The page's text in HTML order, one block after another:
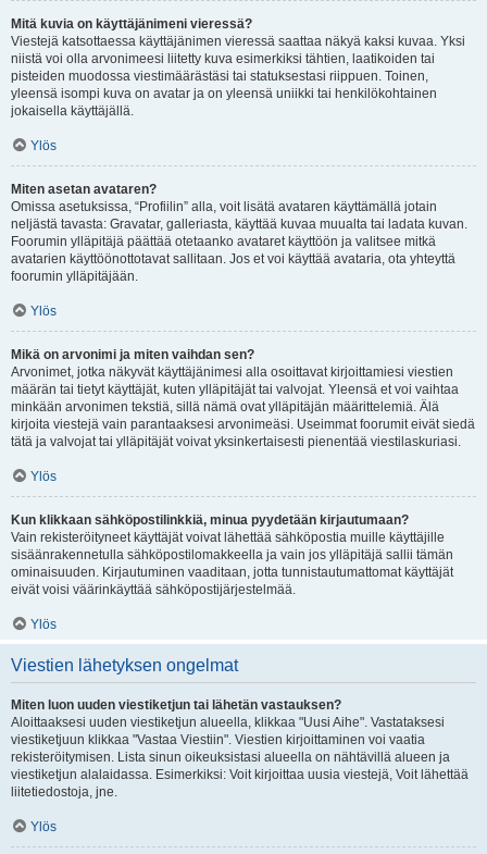
Mitä kuvia on käyttäjänimeni vieressä?
Viestejä katsottaessa käyttäjänimen vieressä saattaa näkyä kaksi kuvaa. Yksi
niistä voi olla arvonimeesi liitetty kuva esimerkiksi tähtien, laatikoiden tai
pisteiden muodossa viestimäärästäsi tai statuksestasi riippuen. Toinen,
yleensä isompi kuva on avatar ja on yleensä uniikki tai henkilökohtainen
jokaisella käyttäjällä.
Ylös
Miten asetan avataren?
Omissa asetuksissa, “Profiilin” alla, voit lisätä avataren käyttämällä jotain
neljästä tavasta: Gravatar, galleriasta, käyttää kuvaa muualta tai ladata kuvan.
Foorumin ylläpitäjä päättää otetaanko avataret käyttöön ja valitsee mitkä
avatarien käyttöönottotavat sallitaan. Jos et voi käyttää avataria, ota yhteyttä
foorumin ylläpitäjään.
Ylös
Mikä on arvonimi ja miten vaihdan sen?
Arvonimet, jotka näkyvät käyttäjänimesi alla osoittavat kirjoittamiesi viestien
määrän tai tietyt käyttäjät, kuten ylläpitäjät tai valvojat. Yleensä et voi vaihtaa
minkään arvonimen tekstiä, sillä nämä ovat ylläpitäjän määrittelemiä. Älä
kirjoita viestejä vain parantaaksesi arvonimeäsi. Useimmat foorumit eivät siedä
tätä ja valvojat tai ylläpitäjät voivat yksinkertaisesti pienentää viestilaskuriasi.
Ylös
Kun klikkaan sähköpostilinkkiä, minua pyydetään kirjautumaan?
Vain rekisteröityneet käyttäjät voivat lähettää sähköpostia muille käyttäjille
sisäänrakennetulla sähköpostilomakkeella ja vain jos ylläpitäjä sallii tämän
ominaisuuden. Kirjautuminen vaaditaan, jotta tunnistautumattomat käyttäjät
eivät voisi väärinkäyttää sähköpostijärjestelmää.
Ylös
Viestien lähetyksen ongelmat
Miten luon uuden viestiketjun tai lähetän vastauksen?
Aloittaaksesi uuden viestiketjun alueella, klikkaa "Uusi Aihe". Vastataksesi
viestiketjuun klikkaa "Vastaa Viestiin". Viestien kirjoittaminen voi vaatia
rekisteröitymisen. Lista sinun oikeuksistasi alueella on nähtävillä alueen ja
viestiketjun alalaidassa. Esimerkiksi: Voit kirjoittaa uusia viestejä, Voit lähettää
liitetiedostoja, jne.
Ylös